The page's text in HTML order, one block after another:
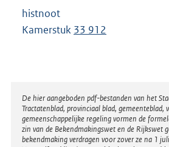
histnoot
Kamerstuk 33 912
Disclaimer
De hier aangeboden pdf-bestanden van het
Tractatenblad, provinciaal blad, gemeenteblad,
gemeenschappelijke regeling vormen de
zin van de Bekendmakingswet en de Rijkswet
bekendmaking verdragen voor zover ze na 1